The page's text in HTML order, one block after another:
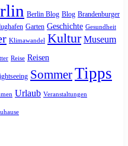
Berlin Blog Blog Brandenburger
Garten Geschichte Gesundheit
Klimawandel Kultur Museum
Reise Reisen
SommerTipps
Urlaub Veranstaltungen